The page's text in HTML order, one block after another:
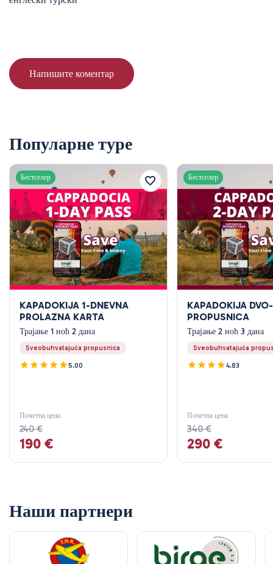
Напишите коментар
Популарне туре
Бестселер
KAPADOKIJA 1-DNEVNA
PROLAZNA KARTA
Трајање 1 ноћ 2 дана
Sveobuhvatajuća propusnica
5.00
Почетна цена
240 €
190 €
Бестселер
KAPADOKIJA
PROPUSNICA
Трајање 2 ноћ 3 дана
Sveobuhvatajuća
4.83
Почетна цена
340 €
290 €
Наши партнери